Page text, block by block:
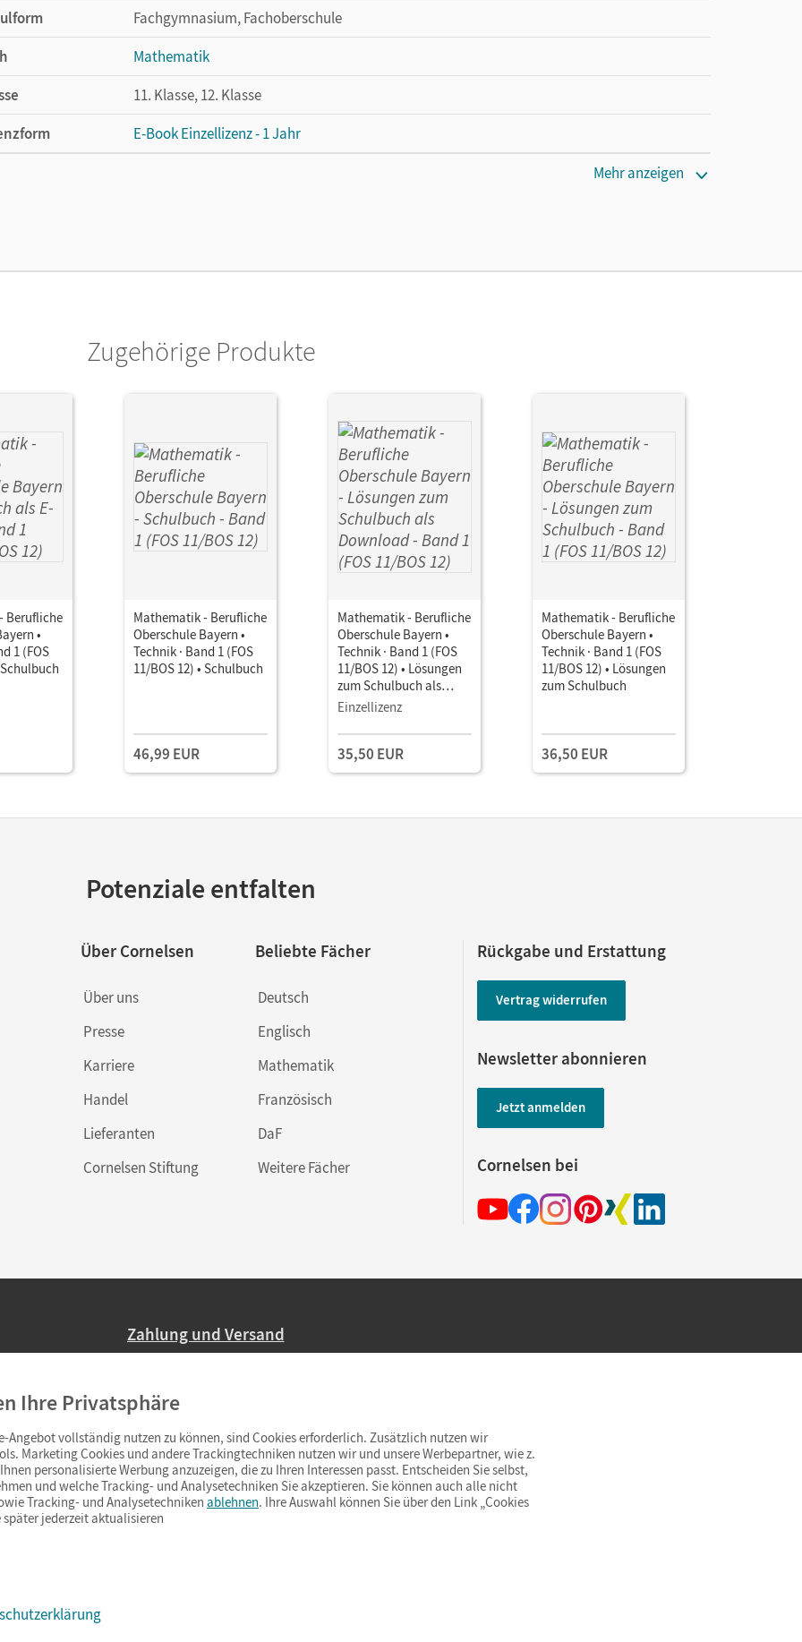
Fachgymnasium, Fachoberschule
Mathematik
11. Klasse, 12. Klasse
E-Book Einzellizenz - 1 Jahr
Cornelsen Verlag
Mehr anzeigen
Zugehörige Produkte
Berufliche
•
1 (FOS
Schulbuch
Mathematik - Berufliche
Oberschule Bayern •
Technik · Band 1 (FOS
11/BOS 12) • Schulbuch
46,99 EUR
Mathematik - Berufliche
Oberschule Bayern •
Technik · Band 1 (FOS
11/BOS 12) • Lösungen
zum Schulbuch als
Download
Einzellizenz
35,50 EUR
Mathematik - Berufliche
Oberschule Bayern •
Technik · Band 1 (FOS
11/BOS 12) • Lösungen
zum Schulbuch
36,50 EUR
Potenziale entfalten
Über Cornelsen
Über uns
Presse
Karriere
Handel
Lieferanten
Cornelsen Stiftung
Beliebte Fächer
Deutsch
Englisch
Mathematik
Französisch
DaF
Weitere Fächer
Rückgabe und Erstattung
Vertrag widerrufen
Newsletter abonnieren
Jetzt anmelden
Cornelsen bei
Zahlung und Versand
Ab 59,– EUR Bestellwert liefern wir versandkostenfrei innerhalb Deutschlands
(Lieferung in 3–6 Tagen).
& Co.
Ihre Privatsphäre
Angebot vollständig nutzen zu können, sind Cookies erforderlich. Zusätzlich nutzen wir
Marketing Cookies und andere Trackingtechniken nutzen wir und unsere Werbepartner, wie z.
personalisierte Werbung anzuzeigen, die zu Ihren Interessen passt. Entscheiden Sie selbst,
und welche Tracking- und Analysetechniken Sie akzeptieren. Sie können auch alle nicht
Tracking- und Analysetechniken ablehnen. Ihre Auswahl können Sie über den Link „Cookies
später jederzeit aktualisieren